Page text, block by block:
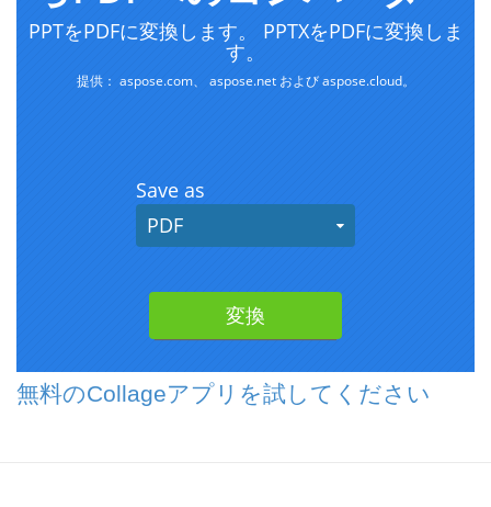
無料のCollageアプリを試してください